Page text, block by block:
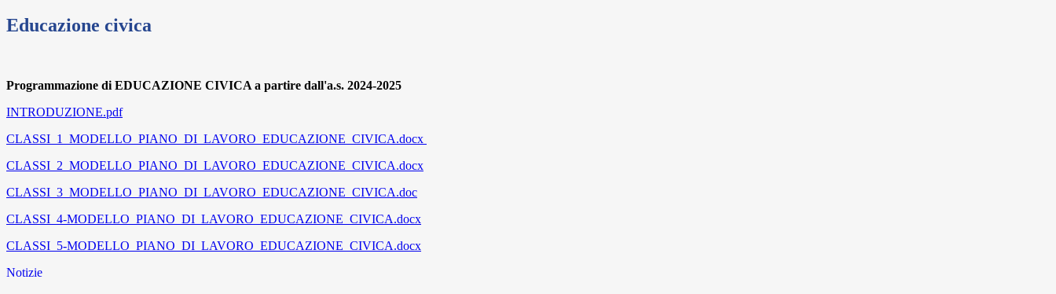
Educazione civica
Programmazione di EDUCAZIONE CIVICA a partire dall'a.s. 2024-2025
INTRODUZIONE.pdf
CLASSI_1_MODELLO_PIANO_DI_LAVORO_EDUCAZIONE_CIVICA.docx
CLASSI_2_MODELLO_PIANO_DI_LAVORO_EDUCAZIONE_CIVICA.docx
CLASSI_3_MODELLO_PIANO_DI_LAVORO_EDUCAZIONE_CIVICA.doc
CLASSI_4-MODELLO_PIANO_DI_LAVORO_EDUCAZIONE_CIVICA.docx
CLASSI_5-MODELLO_PIANO_DI_LAVORO_EDUCAZIONE_CIVICA.docx
Notizie